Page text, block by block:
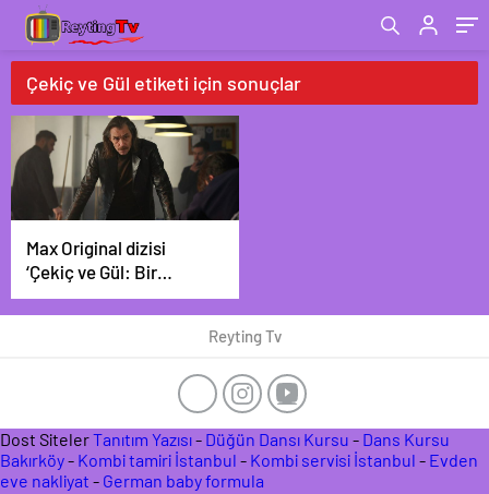
Çekiç ve Gül etiketi için sonuçlar
Max Original dizisi
‘Çekiç ve Gül: Bir
Behzat Ç. Hikayesi’
üçüncü sezon ilk
Reyting Tv
Dost SitelerTanıtım Yazısı- Düğün Dansı Kursu - Dans Kursu
Bakırköy- Kombi tamiri İstanbul - Kombi servisi İstanbul - Evden
eve nakliyat - German baby formula